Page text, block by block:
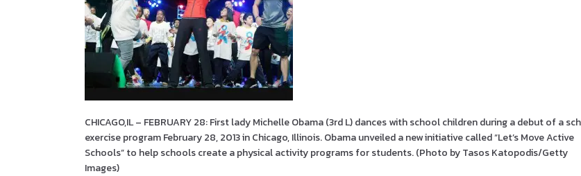
CHICAGO,IL – FEBRUARY 28: First lady Michelle Obama (3rd L) dances with school children during a debut of a
exercise program February 28, 2013 in Chicago, Illinois. Obama unveiled a new initiative called “Let’s Move Active
Schools” to help schools create a physical activity programs for students. (Photo by Tasos Katopodis/Getty
Images)